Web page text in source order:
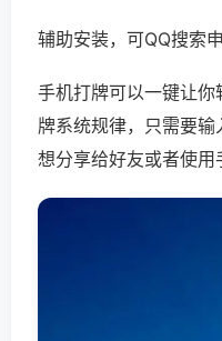
辅助安装，可QQ搜索
手机打牌可以一键让你
牌系统规律，只需要
想分享给好友或者使用